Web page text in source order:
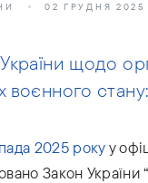
02 ГРУДНЯ 2025
щодо
воєнного
2025 рокуу
Закон